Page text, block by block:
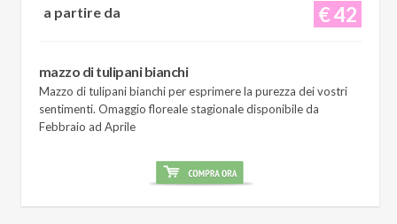
€ 42
a partire da
mazzo di tulipani bianchi
Mazzo di tulipani bianchi per esprimere la purezza dei vostri
sentimenti. Omaggio floreale stagionale disponibile da
Febbraio ad Aprile